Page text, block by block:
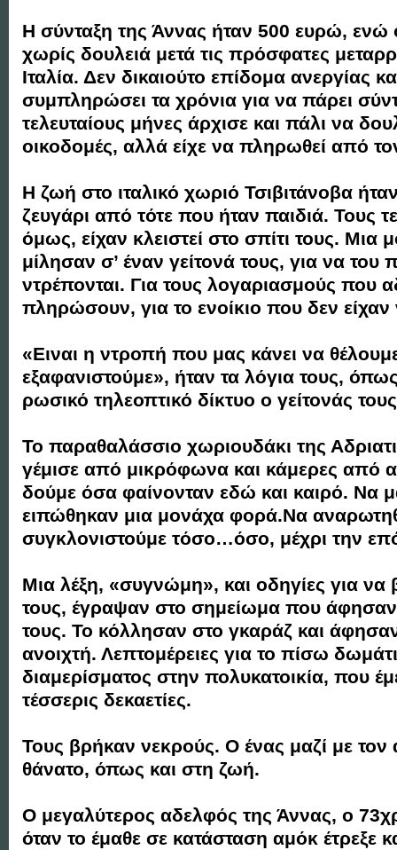
Η σύνταξη της Άννας ήταν 500 ευρώ, ενώ
χωρίς δουλειά μετά τις πρόσφατες
Ιταλία. Δεν δικαιούτο επίδομα ανεργίας
συμπληρώσει τα χρόνια για να πάρει
τελευταίους μήνες άρχισε και πάλι να
οικοδομές, αλλά είχε να πληρωθεί από
Η ζωή στο ιταλικό χωριό Τσιβιτάνοβα
ζευγάρι από τότε που ήταν παιδιά. Τους
όμως, είχαν κλειστεί στο σπίτι τους. Μια
μίλησαν σ’ έναν γείτονά τους, για να
ντρέπονται. Για τους λογαριασμούς που
πληρώσουν, για το ενοίκιο που δεν
«Ειναι η ντροπή που μας κάνει να
εξαφανιστούμε», ήταν τα λόγια τους,
ρωσικό τηλεοπτικό δίκτυο ο γείτονάς
Το παραθαλάσσιο χωριουδάκι της
γέμισε από μικρόφωνα και κάμερες από
δούμε όσα φαίνονταν εδώ και καιρό. Να
ειπώθηκαν μια μονάχα φορά.Να
συγκλονιστούμε τόσο…όσο, μέχρι την
Μια λέξη, «συγνώμη», και οδηγίες για
τους, έγραψαν στο σημείωμα που άφησαν
τους. Το κόλλησαν στο γκαράζ και
ανοιχτή. Λεπτομέρειες για το πίσω
διαμερίσματος στην πολυκατοικία, που
τέσσερις δεκαετίες.
Τους βρήκαν νεκρούς. Ο ένας μαζί με τον
θάνατο, όπως και στη ζωή.
Ο μεγαλύτερος αδελφός της Άννας, ο
όταν το έμαθε σε κατάσταση αμόκ έτρεξε